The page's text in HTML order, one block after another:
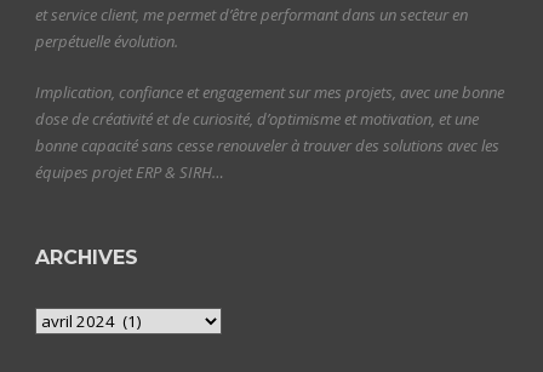
et service client, me permet d’être performant dans un secteur en
perpétuelle évolution.
Implication, confiance et engagement sur mes projets, avec une bonne
dose de créativité et de curiosité, d’optimisme et motivation, et une
bonne capacité sans cesse renouveler à trouver des solutions avec les
équipes projet ERP & SIRH…
ARCHIVES
Archives